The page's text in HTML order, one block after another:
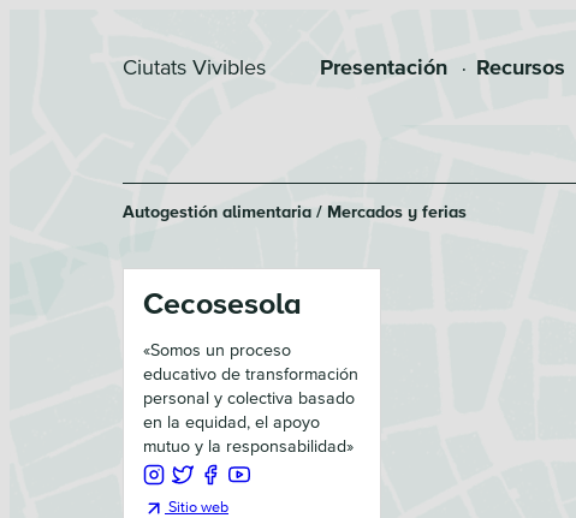
Ciutats Vivibles Presentación Recursos
Autogestión alimentaria / Mercados y ferias
Cecosesola
«Somos un proceso
educativo de transformación
personal y colectiva basado
en la equidad, el apoyo
mutuo y la responsabilidad»
Sitio web